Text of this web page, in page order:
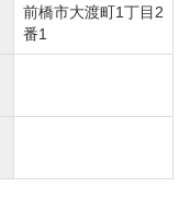
前橋市大渡町1丁目2
番1